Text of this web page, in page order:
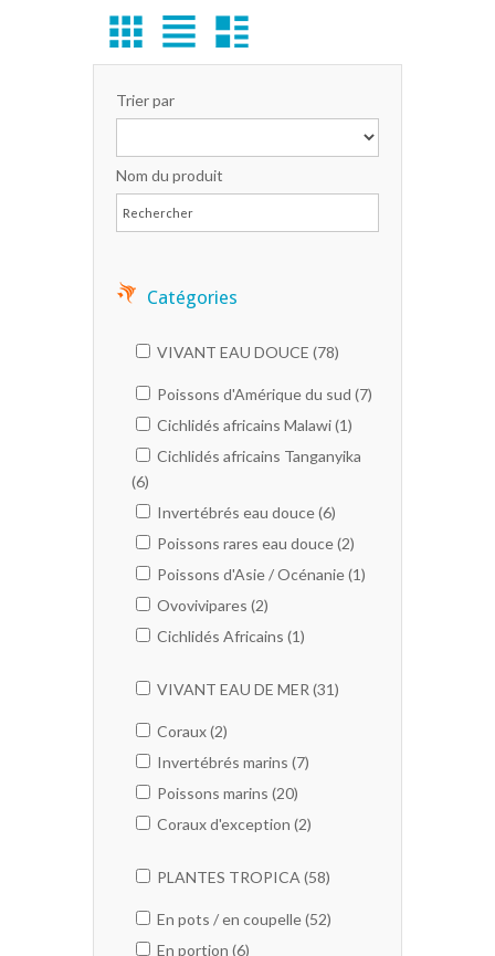
Trier par
Nom du produit
Catégories
VIVANT EAU DOUCE (78)
Poissons d'Amérique du sud (7)
Cichlidés africains Malawi (1)
Cichlidés africains Tanganyika
(6)
Invertébrés eau douce (6)
Poissons rares eau douce (2)
Poissons d'Asie / Océnanie (1)
Ovovivipares (2)
Cichlidés Africains (1)
VIVANT EAU DE MER (31)
Coraux (2)
Invertébrés marins (7)
Poissons marins (20)
Coraux d'exception (2)
PLANTES TROPICA (58)
En pots / en coupelle (52)
En portion (6)